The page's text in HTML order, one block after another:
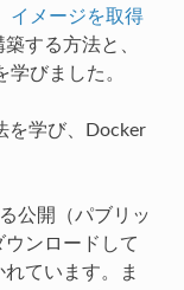
イメージを取得
する方法と、
学びました。
を学び、Docker
公開（パブリッ
ンロードして
ています。ま